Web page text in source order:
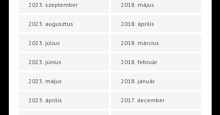
2023. szeptember
2023. augusztus
2023. július
2023. június
2023. május
2023. április
2018. május
2018. április
2018. március
2018. február
2018. január
2017. december